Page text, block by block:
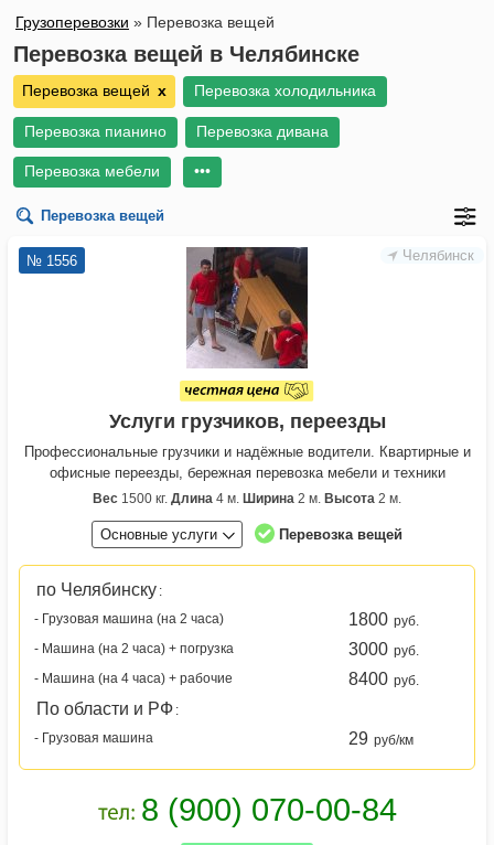
Грузоперевозки » Перевозка вещей
Перевозка вещей в Челябинске
Перевозка вещей х Перевозка холодильника
Перевозка пианино Перевозка дивана
Перевозка мебели •••
Перевозка вещей
Челябинск
№ 1556
Услуги грузчиков, переезды
Профессиональные грузчики и надёжные водители. Квартирные и
офисные переезды, бережная перевозка мебели и техники
Вес 1500 кг. Длина 4 м. Ширина 2 м. Высота 2 м.
Основные услуги Перевозка вещей
по Челябинску :
- Грузовая машина (на 2 часа)
1800 руб.
- Машина (на 2 часа) + погрузка
3000 руб.
- Машина (на 4 часа) + рабочие
8400 руб.
По области и РФ :
- Грузовая машина
29 руб/км